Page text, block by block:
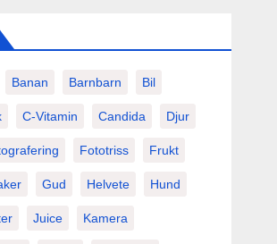
Banan Barnbarn Bil
C-Vitamin Candida Djur
Fototriss Frukt
Gud Helvete Hund
Juice Kamera